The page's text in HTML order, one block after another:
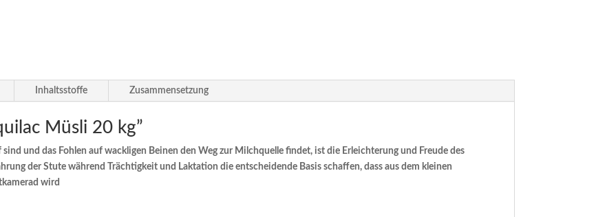
Inhaltsstoffe Zusammensetzung
Müsli 20 kg”
und das Fohlen auf wackligen Beinen den Weg zur Milchquelle findet, ist die Erleichterung und Freude des
der Stute während Trächtigkeit und Laktation die entscheidende Basis schaffen, dass aus dem kleinen
wird